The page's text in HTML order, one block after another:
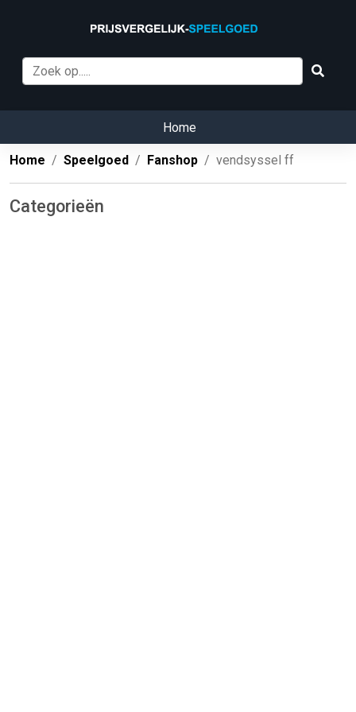
Home
Home Speelgoed Fanshop vendsyssel ff
Categorieën